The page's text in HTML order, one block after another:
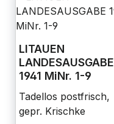
LITAUEN
LANDESAUSGABE
1941 MiNr. 1-9
Tadellos postfrisch,
gepr. Krischke